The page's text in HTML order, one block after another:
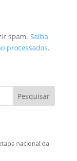
spam. Saiba
processados.
Pesquisar
nacional da